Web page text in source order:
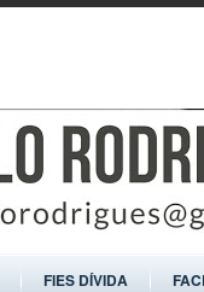
FIES DÍVIDA